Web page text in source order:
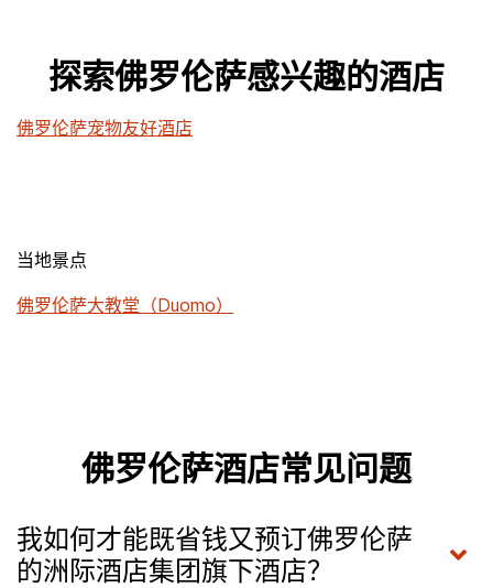
探索佛罗伦萨感兴趣的酒店
佛罗伦萨宠物友好酒店
当地景点
佛罗伦萨大教堂（Duomo）
佛罗伦萨酒店常见问题
我如何才能既省钱又预订佛罗伦萨
的洲际酒店集团旗下酒店？